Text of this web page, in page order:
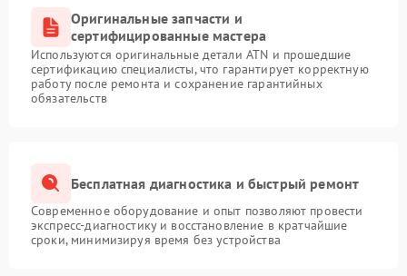
Оригинальные запчасти и
сертифицированные мастера
Используются оригинальные детали ATN и прошедшие
сертификацию специалисты, что гарантирует корректную
работу после ремонта и сохранение гарантийных
обязательств
Бесплатная диагностика и быстрый ремонт
Современное оборудование и опыт позволяют провести
экспресс-диагностику и восстановление в кратчайшие
сроки, минимизируя время без устройства